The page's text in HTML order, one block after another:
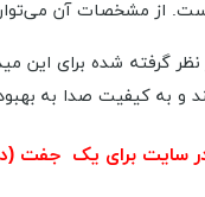
و به کیفیت صدا به
سایت برای یک جفت